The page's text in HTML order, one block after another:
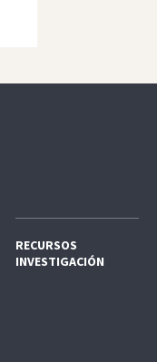
RECURSOS
INVESTIGACIÓN